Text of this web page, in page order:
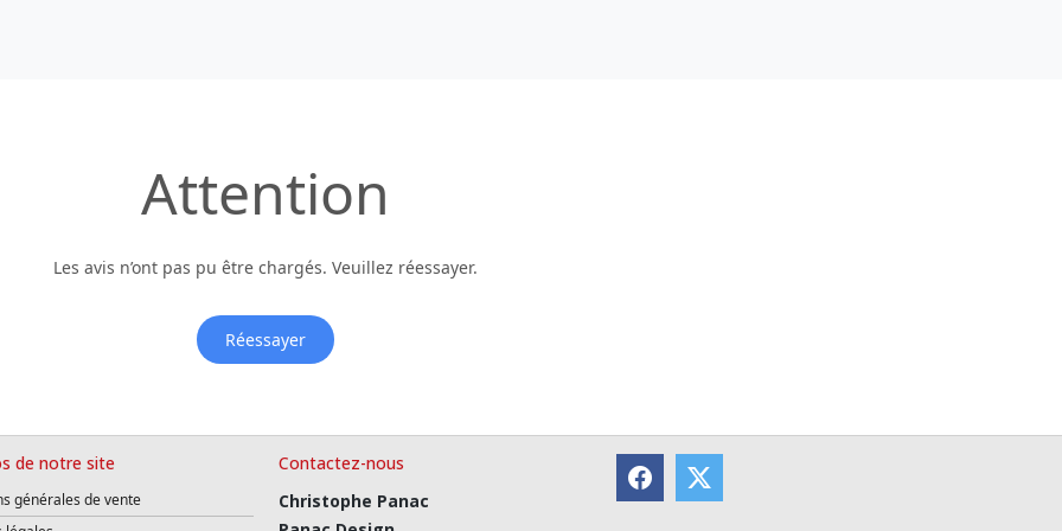
Attention
Les avis n’ont pas pu être chargés. Veuillez réessayer.
Réessayer
de notre site
générales de vente
Contactez-nous
Christophe Panac